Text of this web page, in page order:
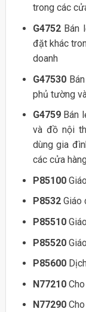
trong các
G4752Bán
đặt khác
doanh
G47530Bán
phủ tường
G4759Bán
và đồ nội
dùng gia
các cửa
P85100
P8532Giáo
P85510
P85520
P85600
N77210Cho
N77290Cho